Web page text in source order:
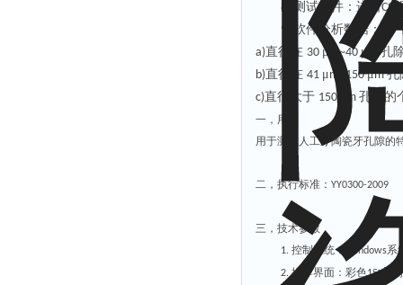
8.
测试软件：进口CSI
9.
软件分析数据：
a)直径在 30 μ m~40μ m孔
b)直径在 41 μm~150μm孔
c)直径大于 150 pm 孔隙的
一，用途
用于测试人工牙陶瓷牙孔隙的
二，执行标准： YY0300-2009
三，技术参数
1. 控制系统： Windows系
2.操作界面：彩色15寸工